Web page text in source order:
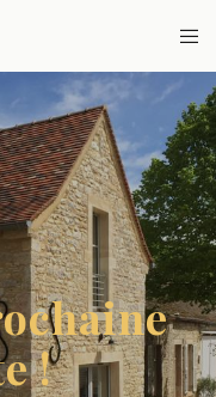
!